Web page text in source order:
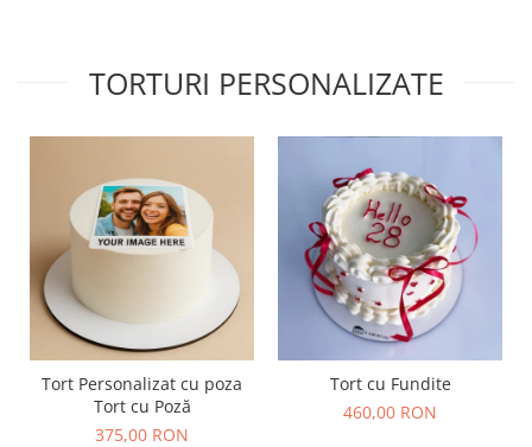
TORTURI PERSONALIZATE
Tort Personalizat cu poza
Tort cu Poză
375,00 RON
Tort cu Fundite
460,00 RON